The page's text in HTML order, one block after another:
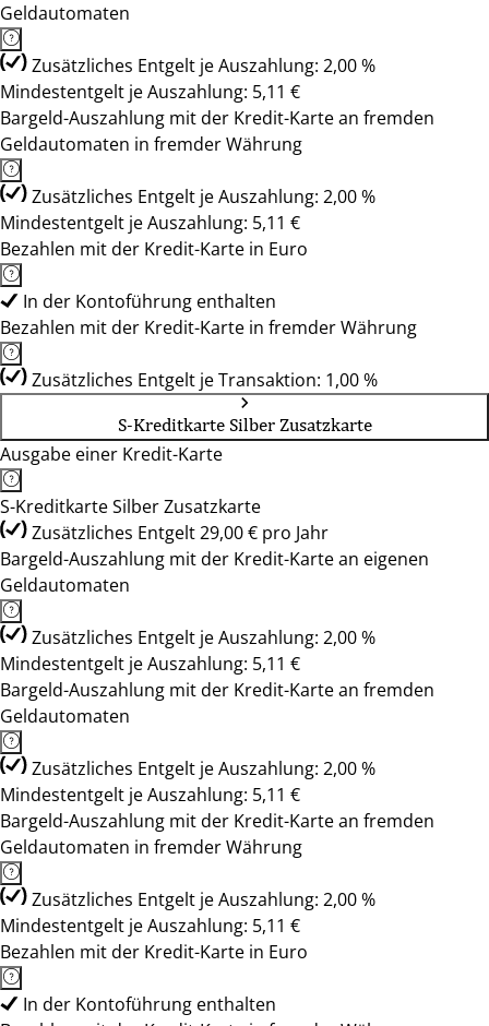
Geldautomaten
Zusätzliches Entgelt je Auszahlung: 2,00 %
Mindestentgelt je Auszahlung: 5,11 €
Bargeld-Auszahlung mit der Kredit-Karte an fremden
Geldautomaten in fremder Währung
Zusätzliches Entgelt je Auszahlung: 2,00 %
Mindestentgelt je Auszahlung: 5,11 €
Bezahlen mit der Kredit-Karte in Euro
In der Kontoführung enthalten
Bezahlen mit der Kredit-Karte in fremder Währung
Zusätzliches Entgelt je Transaktion: 1,00 %
S-Kreditkarte Silber Zusatzkarte
Ausgabe einer Kredit-Karte
S-Kreditkarte Silber Zusatzkarte
Zusätzliches Entgelt 29,00 € pro Jahr
Bargeld-Auszahlung mit der Kredit-Karte an eigenen
Geldautomaten
Zusätzliches Entgelt je Auszahlung: 2,00 %
Mindestentgelt je Auszahlung: 5,11 €
Bargeld-Auszahlung mit der Kredit-Karte an fremden
Geldautomaten
Zusätzliches Entgelt je Auszahlung: 2,00 %
Mindestentgelt je Auszahlung: 5,11 €
Bargeld-Auszahlung mit der Kredit-Karte an fremden
Geldautomaten in fremder Währung
Zusätzliches Entgelt je Auszahlung: 2,00 %
Mindestentgelt je Auszahlung: 5,11 €
Bezahlen mit der Kredit-Karte in Euro
In der Kontoführung enthalten